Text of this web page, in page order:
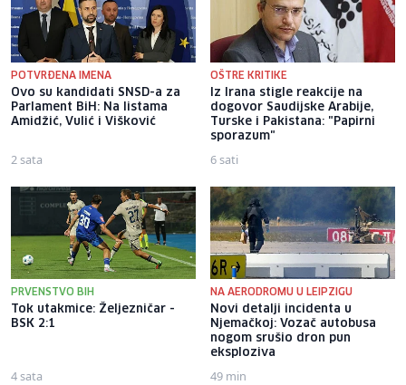
POTVRĐENA IMENA
Ovo su kandidati SNSD-a za
Parlament BiH: Na listama
Amidžić, Vulić i Višković
2 sata
OŠTRE KRITIKE
Iz Irana stigle reakcije na
dogovor Saudijske Arabije,
Turske i Pakistana: "Papirni
sporazum"
6 sati
PRVENSTVO BIH
Tok utakmice: Željezničar -
BSK 2:1
4 sata
NA AERODROMU U LEIPZIGU
Novi detalji incidenta u
Njemačkoj: Vozač autobusa
nogom srušio dron pun
eksploziva
49 min